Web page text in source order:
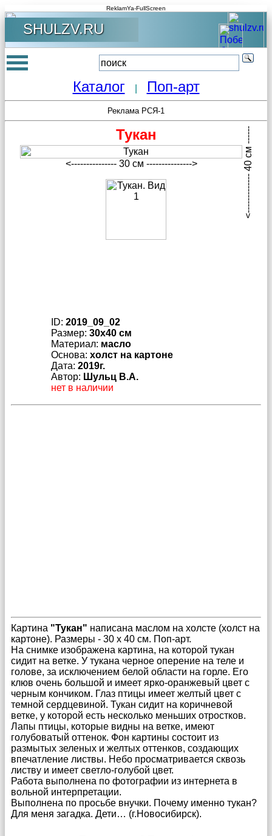
ReklamYa-FullScreen
SHULZV.RU
Каталог Поп-арт
Реклама РСЯ-1
Тукан
<--------------- 30 см ---------------> <------------- 40 см -------------->
ID: 2019_09_02
Размер: 30x40 см
Материал: масло
Основа: холст на картоне
Дата: 2019г.
Автор: Шульц В.А.
нет в наличии
Картина "Тукан" написана маслом на холсте (холст на
картоне). Размеры - 30 х 40 см. Поп-арт.
На снимке изображена картина, на которой тукан
сидит на ветке. У тукана черное оперение на теле и
голове, за исключением белой области на горле. Его
клюв очень большой и имеет ярко-оранжевый цвет с
черным кончиком. Глаз птицы имеет желтый цвет с
темной сердцевиной. Тукан сидит на коричневой
ветке, у которой есть несколько меньших отростков.
Лапы птицы, которые видны на ветке, имеют
голубоватый оттенок. Фон картины состоит из
размытых зеленых и желтых оттенков, создающих
впечатление листвы. Небо просматривается сквозь
листву и имеет светло-голубой цвет.
Работа выполнена по фотографии из интернета в
вольной интерпретации.
Выполнена по просьбе внучки. Почему именно тукан?
Для меня загадка. Дети… (г.Новосибирск).